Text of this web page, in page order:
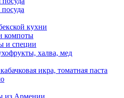
кухни
компоты
и специи
халва, мед
икра, томатная паста
из Армении